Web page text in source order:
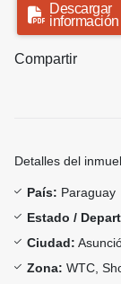
Descargar
información
Compartir
Detalles del
País: Paraguay
Estado /
Ciudad:
Zona: WTC,